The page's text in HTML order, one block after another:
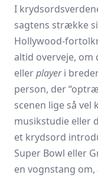
I
sagtens strække
Hollywood-
altid overveje, om
ellerplayeri
person, der
scenen lige så
musikstudie eller
et krydsord
Super Bowl eller
en vognstang